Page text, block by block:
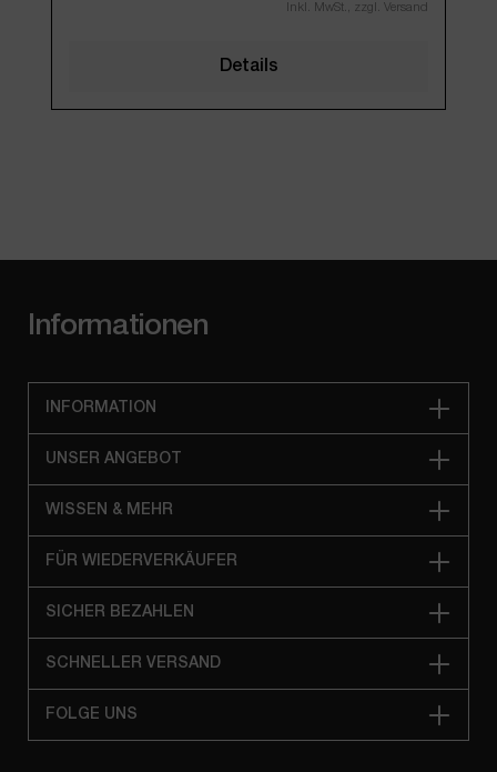
Inkl. MwSt., zzgl. Versand
Details
Informationen
INFORMATION
UNSER ANGEBOT
WISSEN & MEHR
FÜR WIEDERVERKÄUFER
SICHER BEZAHLEN
SCHNELLER VERSAND
FOLGE UNS